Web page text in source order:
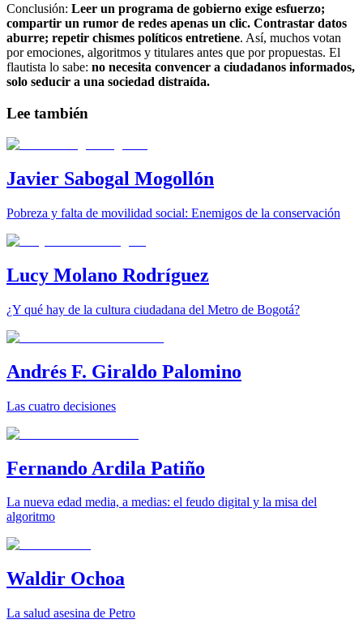
Conclusión: Leer un programa de gobierno exige esfuerzo;
compartir un rumor de redes apenas un clic. Contrastar datos
aburre; repetir chismes políticos entretiene. Así, muchos votan
por emociones, algoritmos y titulares antes que por propuestas. El
flautista lo sabe: no necesita convencer a ciudadanos informados,
solo seducir a una sociedad distraída.
Lee también
Javier Sabogal Mogollón
Pobreza y falta de movilidad social: Enemigos de la conservación
Lucy Molano Rodríguez
¿Y qué hay de la cultura ciudadana del Metro de Bogotá?
Andrés F. Giraldo Palomino
Las cuatro decisiones
Fernando Ardila Patiño
La nueva edad media, a medias: el feudo digital y la misa del
algoritmo
Waldir Ochoa
La salud asesina de Petro